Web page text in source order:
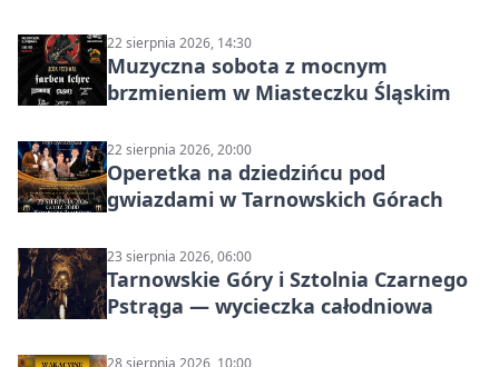
22 sierpnia 2026, 14:30
Muzyczna sobota z mocnym
brzmieniem w Miasteczku Śląskim
22 sierpnia 2026, 20:00
Operetka na dziedzińcu pod
gwiazdami w Tarnowskich Górach
23 sierpnia 2026, 06:00
Tarnowskie Góry i Sztolnia Czarnego
Pstrąga — wycieczka całodniowa
28 sierpnia 2026, 10:00